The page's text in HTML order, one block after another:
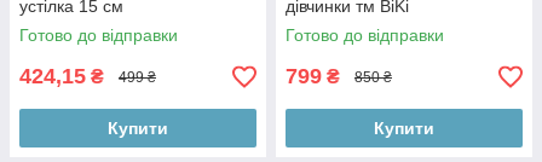
устілка 15 см
Готово до відправки
424,15 ₴ 499 ₴
Купити
дівчинки тм BiKi
Готово до відправки
799 ₴ 850 ₴
Купити